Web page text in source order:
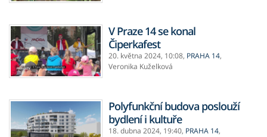
V Praze 14 se konal
Čiperkafest
20. května 2024, 10:08, PRAHA 14,
Veronika Kuželková
Polyfunkční budova poslouží
bydlení i kultuře
18. dubna 2024, 19:40, PRAHA 14,